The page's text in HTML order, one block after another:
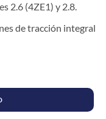
2.6 (4ZE1) y 2.8.
de tracción integral
cantidad